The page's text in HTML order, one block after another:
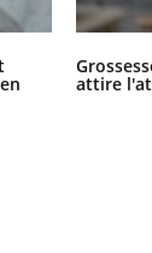
attire